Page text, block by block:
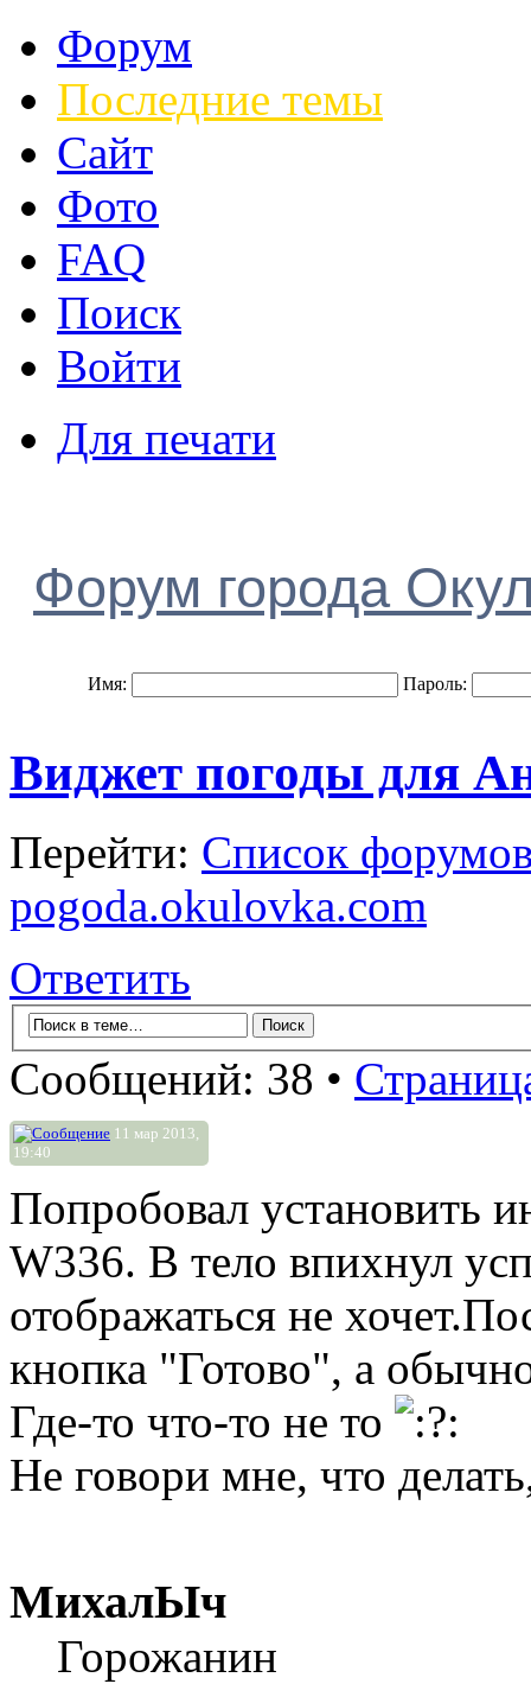
Форум
Последние темы
Сайт
Фото
FAQ
Поиск
Войти
Для печати
Форум города
Имя: Пароль:
Виджет погоды для
Перейти: Список
pogoda.okulovka.com
Ответить
Сообщений: 38 •
11 мар 2013,
19:40
Попробовал установить
W336. В тело впихнул
отображаться не
кнопка "Готово", а
Где-то что-то не то
Не говори мне, что
МихалЫч
Горожанин